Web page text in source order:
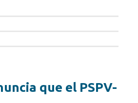
que el PSPV-